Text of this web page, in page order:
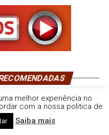
Évora na recuperação da
do rio Erges
melhor experiência no
com a nossa politica de
Saiba mais